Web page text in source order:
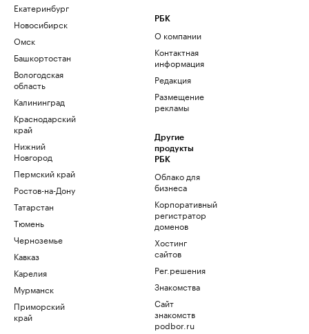
Екатеринбург
Новосибирск
Омск
Башкортостан
Вологодская
область
Калининград
Краснодарский
край
Нижний
Новгород
Пермский край
Ростов-на-Дону
Татарстан
Тюмень
Черноземье
Кавказ
Карелия
Мурманск
Приморский
край
РБК
О компании
Контактная
информация
Редакция
Размещение
рекламы
Другие
продукты
РБК
Облако для
бизнеса
Корпоративный
регистратор
доменов
Хостинг
сайтов
Рег.решения
Знакомства
Сайт
знакомств
podbor.ru